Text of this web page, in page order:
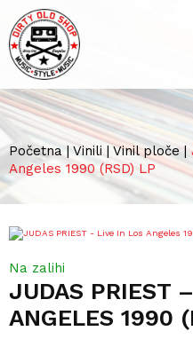
Početna | Vinili | Vinil ploče|
Angeles 1990 (RSD) LP
JUDAS PRIEST
ANGELES 1990
Na zalihi